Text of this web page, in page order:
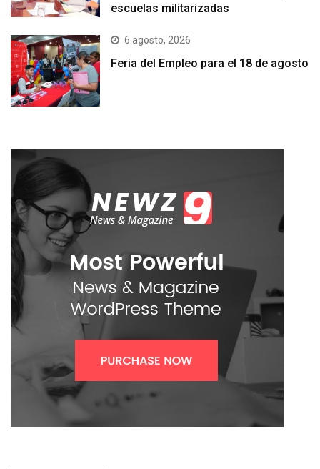
escuelas militarizadas
6 agosto, 2026
Feria del Empleo para el 18 de agosto